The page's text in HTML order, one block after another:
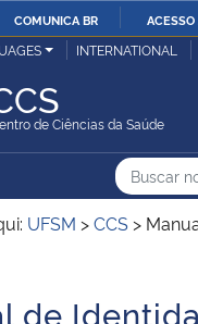
IR
COMUNICA BR
e Segurança Pública
Exteriores
INTERNATIONAL
de Ciências da Saúde
Menu Principal do Sítio
Busca
Busca:
UFSM >CCS >
de